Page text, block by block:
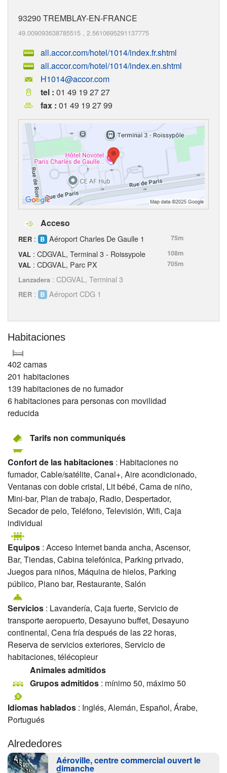
93290 TREMBLAY-EN-FRANCE
49.009093638785515 , 2.5610695291137775
all.accor.com/hotel/1014/index.fr.shtml
all.accor.com/hotel/1014/index.en.shtml
H1014@accor.com
tel : 01 49 19 27 27
fax : 01 49 19 27 99
Acceso
RER : Aéroport Charles De Gaulle 1
75m
VAL : CDGVAL, Terminal 3 - Roissypole
108m
VAL : CDGVAL, Parc PX
705m
Lanzadera : CDGVAL, Terminal 3
RER : Aéroport CDG 1
Habitaciones
402 camas
201 habitaciones
139 habitaciones de no fumador
6 habitaciones para personas con movilidad
reducida
Tarifs non communiqués
Confort de las habitaciones : Habitaciones no
fumador, Cable/satélite, Canal+, Aire acondicionado,
Ventanas con doble cristal, Lit bébé, Cama de niño,
Mini-bar, Plan de trabajo, Radio, Despertador,
Secador de pelo, Teléfono, Televisión, Wifi, Caja
individual
Equipos : Acceso Internet banda ancha, Ascensor,
Bar, Tiendas, Cabina telefónica, Parking privado,
Juegos para niños, Máquina de hielos, Parking
público, Piano bar, Restaurante, Salón
Servicios : Lavandería, Caja fuerte, Servicio de
transporte aeropuerto, Desayuno buffet, Desayuno
continental, Cena fría después de las 22 horas,
Reserva de servicios exteriores, Servicio de
habitaciones, télécopieur
Animales admitidos
Grupos admitidos : mínimo 50, máximo 50
Idiomas hablados : Inglés, Alemán, Español, Árabe,
Portugués
Alrededores
Aéroville, centre commercial ouvert le
dimanche